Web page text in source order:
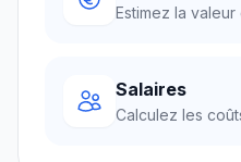
Estimez la
Salaires
Calculez les